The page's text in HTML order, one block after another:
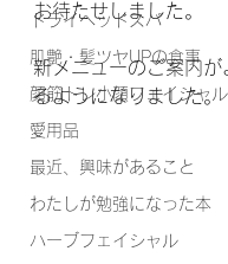
ドライヘッドスパ
肌艶・髪ツヤUPの食事
顔筋トレ小顔フェイシャル
愛用品
最近、興味があること
わたしが勉強になった本
ハーブフェイシャル
お待たせしました。
新メニューのご案内が
るようになりました。